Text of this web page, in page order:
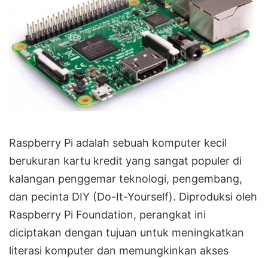
Raspberry Pi adalah sebuah komputer kecil
berukuran kartu kredit yang sangat populer di
kalangan penggemar teknologi, pengembang,
dan pecinta DIY (Do-It-Yourself). Diproduksi oleh
Raspberry Pi Foundation, perangkat ini
diciptakan dengan tujuan untuk meningkatkan
literasi komputer dan memungkinkan akses